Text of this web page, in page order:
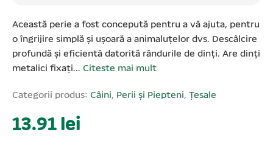
Această perie a fost concepută pentru a vă ajuta, pentru
o îngrijire simplă și ușoară a animaluțelor dvs. Descâlcire
profundă și eficientă datorită rândurile de dinți. Are dinți
metalici fixați... Citeste mai mult
Categorii produs: Câini, Perii și Piepteni, Țesale
13.91 lei